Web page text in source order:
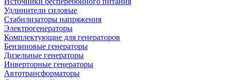
Удлинители силовые
Стабилизаторы напряжения
Электрогенераторы
Комплектующие для генераторов
Бензиновые генераторы
Дизельные генераторы
Инверторные генераторы
Автотрансформаторы